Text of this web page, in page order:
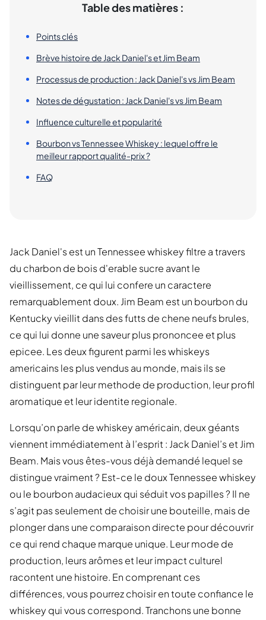
Table des matières :
Points clés
Brève histoire de Jack Daniel's et Jim Beam
Processus de production : Jack Daniel's vs Jim Beam
Notes de dégustation : Jack Daniel's vs Jim Beam
Influence culturelle et popularité
Bourbon vs Tennessee Whiskey : lequel offre le
meilleur rapport qualité-prix ?
FAQ
Jack Daniel's est un Tennessee whiskey filtre a travers
du charbon de bois d'erable sucre avant le
vieillissement, ce qui lui confere un caractere
remarquablement doux. Jim Beam est un bourbon du
Kentucky vieillit dans des futts de chene neufs brules,
ce qui lui donne une saveur plus prononcee et plus
epicee. Les deux figurent parmi les whiskeys
americains les plus vendus au monde, mais ils se
distinguent par leur methode de production, leur profil
aromatique et leur identite regionale.
Lorsqu’on parle de whiskey américain, deux géants
viennent immédiatement à l’esprit : Jack Daniel’s et Jim
Beam. Mais vous êtes-vous déjà demandé lequel se
distingue vraiment ? Est-ce le doux Tennessee whiskey
ou le bourbon audacieux qui séduit vos papilles ? Il ne
s’agit pas seulement de choisir une bouteille, mais de
plonger dans une comparaison directe pour découvrir
ce qui rend chaque marque unique. Leur mode de
production, leurs arômes et leur impact culturel
racontent une histoire. En comprenant ces
différences, vous pourrez choisir en toute confiance le
whiskey qui vous correspond. Tranchons une bonne